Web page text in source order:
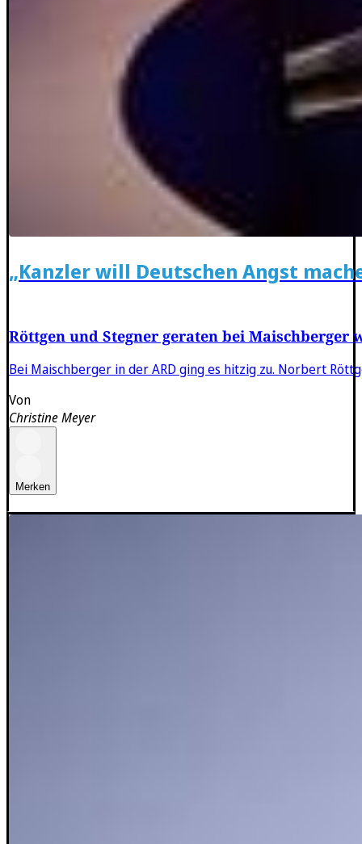
„Kanzler will Deutschen Angst
Röttgen und Stegner geraten bei Maischberger
Bei Maischberger in der ARD ging es hitzig zu. Norbert
Von
Christine Meyer
Merken